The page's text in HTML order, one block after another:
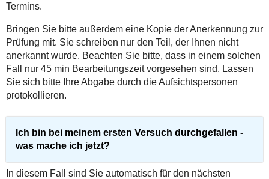
Termins.
Bringen Sie bitte außerdem eine Kopie der Anerkennung zur
Prüfung mit. Sie schreiben nur den Teil, der Ihnen nicht
anerkannt wurde. Beachten Sie bitte, dass in einem solchen
Fall nur 45 min Bearbeitungszeit vorgesehen sind. Lassen
Sie sich bitte Ihre Abgabe durch die Aufsichtspersonen
protokollieren.
Ich bin bei meinem ersten Versuch durchgefallen -
was mache ich jetzt?
In diesem Fall sind Sie automatisch für den nächsten